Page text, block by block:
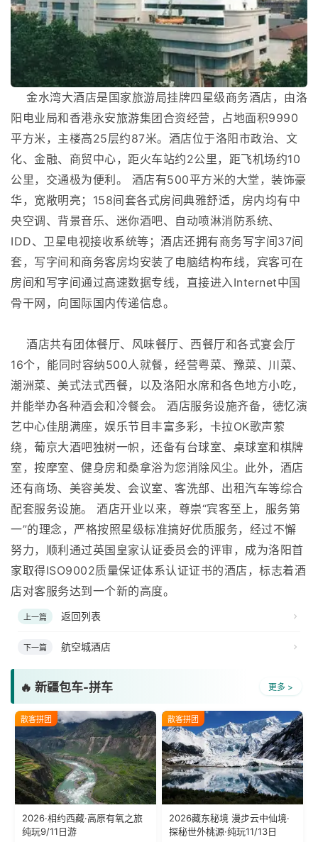
金水湾大酒店是国家旅游局挂牌四星级商务酒店，由洛
阳电业局和香港永安旅游集团合资经营，占地面积9990
平方米，主楼高25层约87米。酒店位于洛阳市政治、文
化、金融、商贸中心，距火车站约2公里，距飞机场约10
公里，交通极为便利。 酒店有500平方米的大堂，装饰豪
华，宽敞明亮；158间套各式房间典雅舒适，房内均有中
央空调、背景音乐、迷你酒吧、自动喷淋消防系统、
IDD、卫星电视接收系统等；酒店还拥有商务写字间37间
套，写字间和商务客房均安装了电脑结构布线，宾客可在
房间和写字间通过高速数据专线，直接进入Internet中国
骨干网，向国际国内传递信息。
酒店共有团体餐厅、风味餐厅、西餐厅和各式宴会厅
16个，能同时容纳500人就餐，经营粤菜、豫菜、川菜、
潮洲菜、美式法式西餐，以及洛阳水席和各色地方小吃，
并能举办各种酒会和冷餐会。 酒店服务设施齐备，德忆演
艺中心佳朋满座，娱乐节目丰富多彩，卡拉OK歌声萦
绕，葡京大酒吧独树一帜，还备有台球室、桌球室和棋牌
室，按摩室、健身房和桑拿浴为您消除风尘。此外，酒店
还有商场、美容美发、会议室、客洗部、出租汽车等综合
配套服务设施。 酒店开业以来，尊崇“宾客至上，服务第
一”的理念，严格按照星级标准搞好优质服务，经过不懈
努力，顺利通过英国皇家认证委员会的评审，成为洛阳首
家取得ISO9002质量保证体系认证证书的酒店，标志着酒
店对客服务达到一个新的高度。
上一篇 返回列表
下一篇 航空城酒店
🔥 新疆包车-拼车 更多 >
散客拼团
2026·相约西藏·高原有氧之旅
纯玩9/11日游
散客拼团
2026藏东秘境 漫步云中仙境·
探秘世外桃源·纯玩11/13日